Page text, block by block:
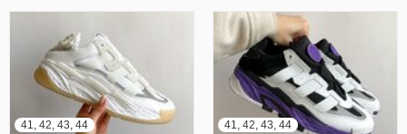
41, 42, 43, 44 41, 42, 43, 44